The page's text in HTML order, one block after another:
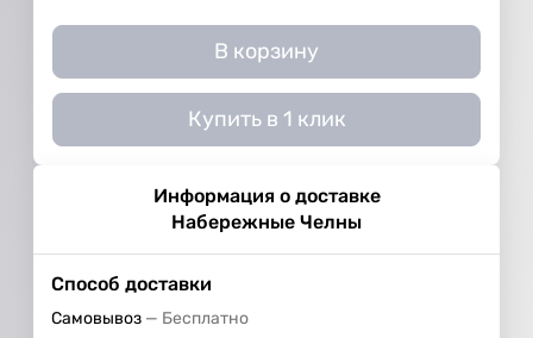
В корзину
Купить в 1 клик
Информация о доставке
Набережные Челны
Способ доставки
Самовывоз Бесплатно